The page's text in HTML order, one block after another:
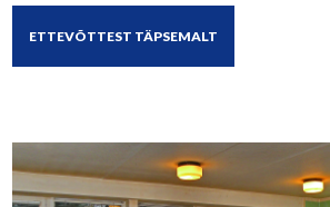
ETTEVÕTTEST TÄPSEMALT